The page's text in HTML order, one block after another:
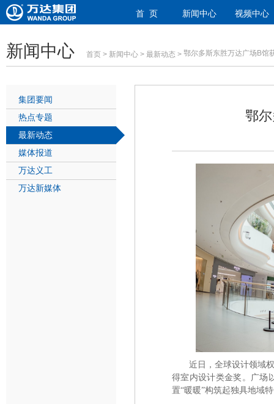
首 页 新闻中心 视频中心
新闻中心 首页 > 新闻中心 > 最新动态 > 鄂尔多斯东胜万达广场B馆
集团要闻
热点专题
最新动态
媒体报道
万达义工
万达新媒体
鄂
近日，全球设计领域
得室内设计类金奖。广场
置“暖暖”构筑起独具地域